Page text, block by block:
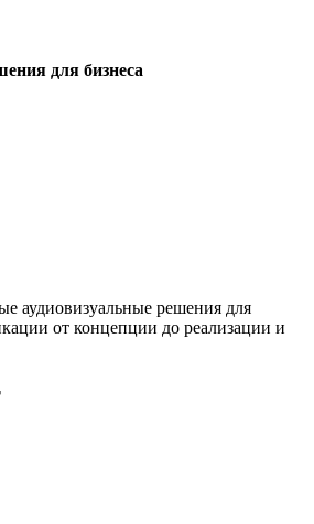
для бизнеса
аудиовизуальные решения для
от концепции до реализации и